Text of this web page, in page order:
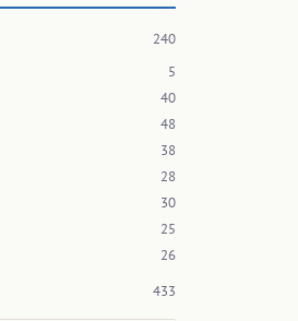
240
5
40
48
38
28
30
25
26
433